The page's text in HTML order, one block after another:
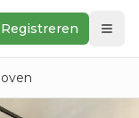
Registreren